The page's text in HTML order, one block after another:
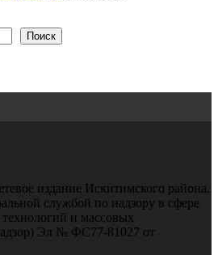
Поиск
издание Искитимского района.
службой по надзору в сфере
и массовых
Эл № ФС77-81027 от